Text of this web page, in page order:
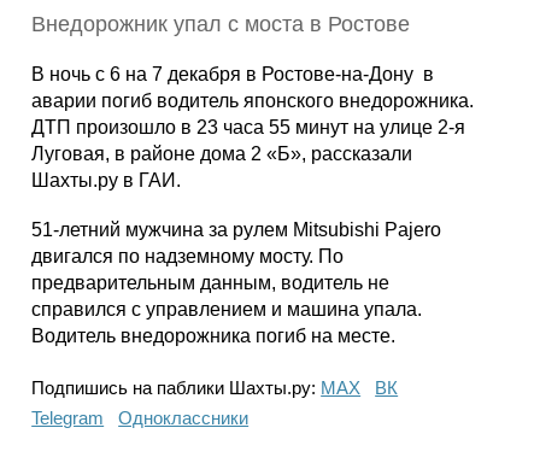
Карты
Внедорожник упал с моста в Ростове
В ночь с 6 на 7 декабря в Ростове-на-Дону в
аварии погиб водитель японского внедорожника.
ДТП произошло в 23 часа 55 минут на улице 2-я
Луговая, в районе дома 2 «Б», рассказали
Шахты.ру в ГАИ.
51-летний мужчина за рулем Mitsubishi Pajero
двигался по надземному мосту. По
предварительным данным, водитель не
справился с управлением и машина упала.
Водитель внедорожника погиб на месте.
Подпишись на паблики Шахты.ру: МАХ
ВК
Telegram
Одноклассники